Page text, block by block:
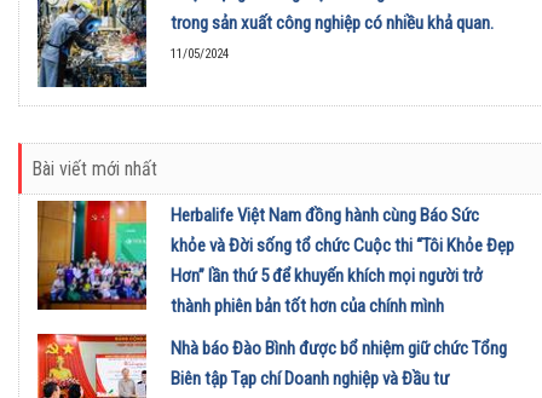
trong sản xuất công nghiệp có nhiều khả quan.
11/05/2024
Bài viết mới nhất
Herbalife Việt Nam đồng hành cùng Báo Sức
khỏe và Đời sống tổ chức Cuộc thi “Tôi Khỏe Đẹp
Hơn” lần thứ 5 để khuyến khích mọi người trở
thành phiên bản tốt hơn của chính mình
01/08/2026
Nhà báo Đào Bình được bổ nhiệm giữ chức Tổng
Biên tập Tạp chí Doanh nghiệp và Đầu tư